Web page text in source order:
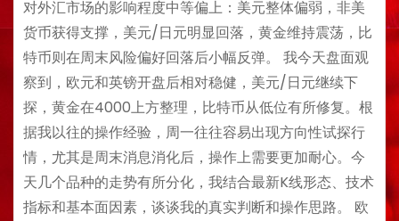
对外汇市场的影响程度中等偏上：美元整体偏弱，非美
货币获得支撑，美元/日元明显回落，黄金维持震荡，比
特币则在周末风险偏好回落后小幅反弹。 我今天盘面观
察到，欧元和英镑开盘后相对稳健，美元/日元继续下
探，黄金在4000上方整理，比特币从低位有所修复。根
据我以往的操作经验，周一往往容易出现方向性试探行
情，尤其是周末消息消化后，操作上需要更加耐心。今
天几个品种的走势有所分化，我结合最新K线形态、技术
指标和基本面因素，谈谈我的真实判断和操作思路。 欧